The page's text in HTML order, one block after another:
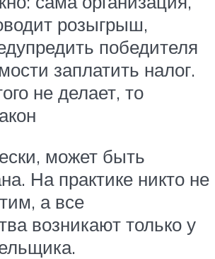
розыгрыш,
победителя
заплатить налог.
не делает, то
может быть
На практике никто не
а все
возникают только у